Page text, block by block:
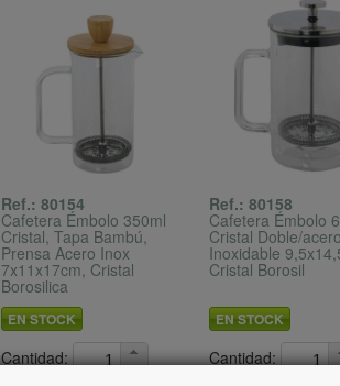
Ref.: 80154
Cafetera Émbolo 350ml
Cristal, Tapa Bambú,
Prensa Acero Inox
7x11x17cm, Cristal
Borosilica
EN STOCK
Cantidad:
Ref.: 80158
Cafetera Émbolo
Cristal Doble/acero
Inoxidable
Cristal Borosil
EN STOCK
Cantidad: